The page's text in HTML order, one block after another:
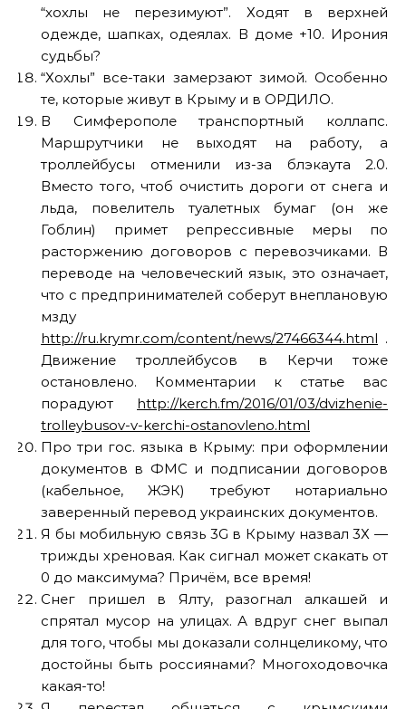
“хохлы не перезимуют”. Ходят в верхней
одежде, шапках, одеялах. В доме +10. Ирония
судьбы?
“Хохлы” все-таки замерзают зимой. Особенно
те, которые живут в Крыму и в ОРДИЛО.
В Симферополе транспортный коллапс.
Маршрутчики не выходят на работу, а
троллейбусы отменили из-за блэкаута 2.0.
Вместо того, чтоб очистить дороги от снега и
льда, повелитель туалетных бумаг (он же
Гоблин) примет репрессивные меры по
расторжению договоров с перевозчиками. В
переводе на человеческий язык, это означает,
что с предпринимателей соберут внеплановую
мзду
http://ru.krymr.com/content/news/27466344.html .
Движение троллейбусов в Керчи тоже
остановлено. Комментарии к статье вас
порадуют http://kerch.fm/2016/01/03/dvizhenie-
trolleybusov-v-kerchi-ostanovleno.html
Про три гос. языка в Крыму: при оформлении
документов в ФМС и подписании договоров
(кабельное, ЖЭК) требуют нотариально
заверенный перевод украинских документов.
Я бы мобильную связь 3G в Крыму назвал 3Х —
трижды хреновая. Как сигнал может скакать от
0 до максимума? Причём, все время!
Снег пришел в Ялту, разогнал алкашей и
спрятал мусор на улицах. А вдруг снег выпал
для того, чтобы мы доказали солнцеликому, что
достойны быть россиянами? Многоходовочка
какая-то!